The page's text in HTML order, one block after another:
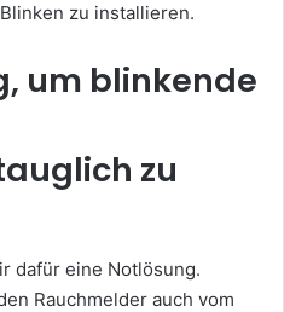
zu installieren.
um blinkende
zu
dafür eine Notlösung.
Rauchmelder auch vom